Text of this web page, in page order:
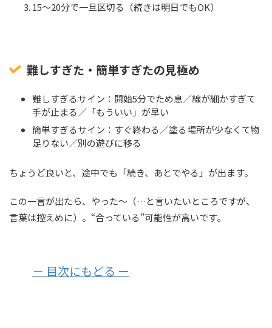
15〜20分で一旦区切る（続きは明日でもOK）
難しすぎた・簡単すぎたの見極め
難しすぎるサイン：開始5分でため息／線が細かすぎて
手が止まる／「もういい」が早い
簡単すぎるサイン：すぐ終わる／塗る場所が少なくて物
足りない／別の遊びに移る
ちょうど良いと、途中でも「続き、あとでやる」が出ます。
この一言が出たら、やった～（…と言いたいところですが、
言葉は控えめに）。“合っている”可能性が高いです。
－ 目次にもどる ー